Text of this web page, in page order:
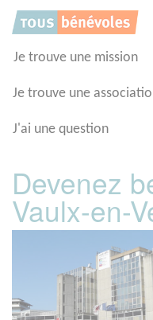
Je trouve une mission
Je trouve une
J'ai une question
Devenez
Vaulx-en-
Panneau de gestion des